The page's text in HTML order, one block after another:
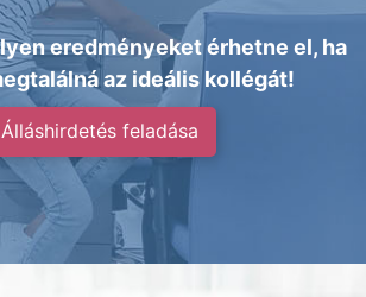
eredményeket érhetne el, ha
az ideális kollégát!
Álláshirdetés feladása